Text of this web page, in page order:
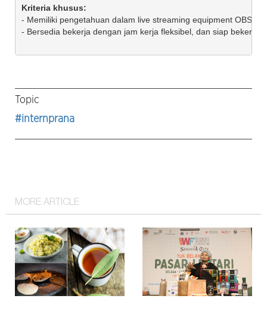
- Memiliki pengetahuan dalam live streaming equipment OBS
- Bersedia bekerja dengan jam kerja fleksibel, dan siap bekerja
Topic
#internprana
MORE ARTICLE